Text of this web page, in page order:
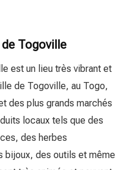
Togoville
est un lieu très vibrant et
de Togoville, au Togo,
des plus grands marchés
locaux tels que des
des herbes
bijoux, des outils et même